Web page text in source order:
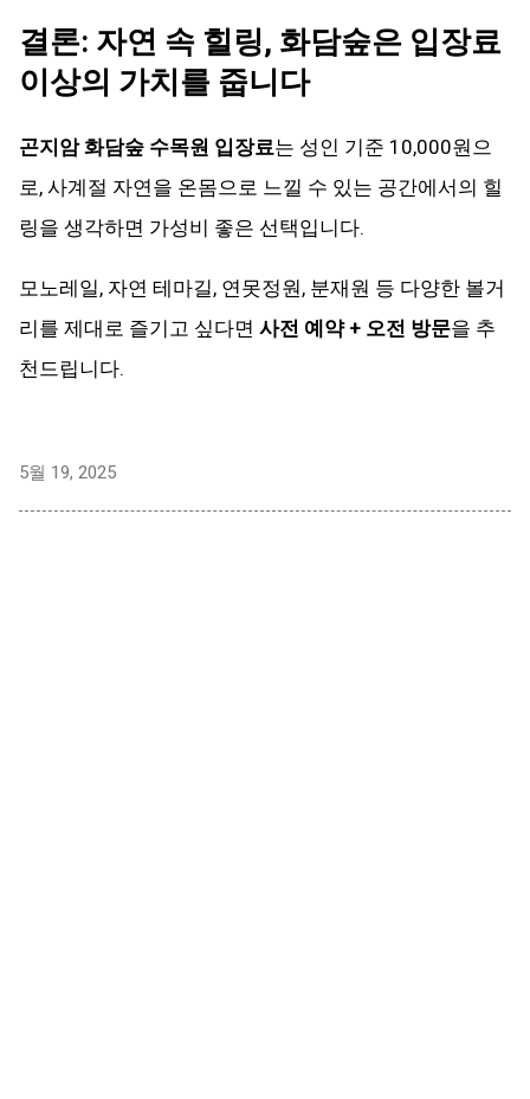
결론: 자연 속 힐링, 화담숲은 입장료
이상의 가치를 줍니다
곤지암 화담숲 수목원 입장료는 성인 기준 10,000원으
로, 사계절 자연을 온몸으로 느낄 수 있는 공간에서의 힐
링을 생각하면 가성비 좋은 선택입니다.
모노레일, 자연 테마길, 연못정원, 분재원 등 다양한 볼거
리를 제대로 즐기고 싶다면 사전 예약 + 오전 방문을 추
천드립니다.
5월 19, 2025